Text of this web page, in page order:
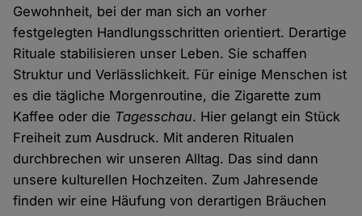
Gewohnheit, bei der man sich an vorher
festgelegten Handlungsschritten orientiert. Derartige
Rituale stabilisieren unser Leben. Sie schaffen
Struktur und Verlässlichkeit. Für einige Menschen ist
es die tägliche Morgenroutine, die Zigarette zum
Kaffee oder die Tagesschau. Hier gelangt ein Stück
Freiheit zum Ausdruck. Mit anderen Ritualen
durchbrechen wir unseren Alltag. Das sind dann
unsere kulturellen Hochzeiten. Zum Jahresende
finden wir eine Häufung von derartigen Bräuchen